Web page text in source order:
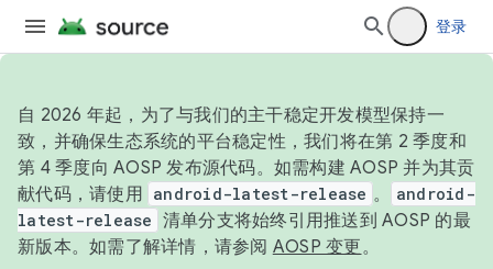
登录
自 2026 年起，为了与我们的主干稳定开发模型保持一
致，并确保生态系统的平台稳定性，我们将在第 2 季度和
第 4 季度向 AOSP 发布源代码。如需构建 AOSP 并为其贡
献代码，请使用 android-latest-release 。
android-
latest-release 清单分支将始终引用推送到 AOSP 的最
新版本。如需了解详情，请参阅 AOSP 变更。